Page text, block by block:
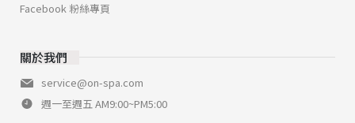
關於我們
service@on-spa.com
週一至週五 AM9:00~PM5:00
Facebook 粉絲專頁